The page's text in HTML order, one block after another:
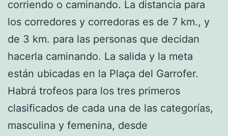
corriendo o caminando. La distancia para
los corredores y corredoras es de 7 km., y
de 3 km. para las personas que decidan
hacerla caminando. La salida y la meta
están ubicadas en la Plaça del Garrofer.
Habrá trofeos para los tres primeros
clasificados de cada una de las categorías,
masculina y femenina, desde